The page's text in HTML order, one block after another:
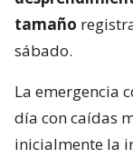
tamaño
sábado.
La emergencia
día con caídas
inicialmente la